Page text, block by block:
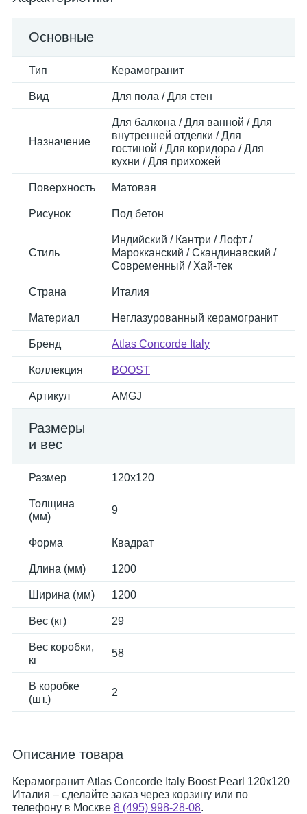
Основные
Тип Керамогранит
Вид Для пола / Для стен
Назначение
Для балкона / Для ванной / Для
внутренней отделки / Для
гостиной / Для коридора / Для
кухни / Для прихожей
Поверхность Матовая
Рисунок Под бетон
Стиль
Индийский / Кантри / Лофт /
Марокканский / Скандинавский /
Современный / Хай-тек
Страна Италия
Материал Неглазурованный керамогранит
Бренд Atlas Concorde Italy
Коллекция BOOST
Артикул AMGJ
Размеры
и вес
Размер 120x120
Толщина
(мм)
9
Форма Квадрат
Длина (мм) 1200
Ширина (мм) 1200
Вес (кг) 29
Вес коробки,
кг
58
В коробке
(шт.)
2
Описание товара
Керамогранит Atlas Concorde Italy Boost Pearl 120x120
Италия – сделайте заказ через корзину или по
телефону в Москве 8 (495) 998-28-08.